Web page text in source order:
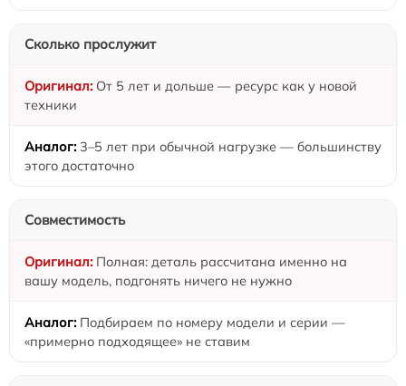
Сколько прослужит
От 5 лет и дольше — ресурс как у новой
техники
3–5 лет при обычной нагрузке — большинству
этого достаточно
Совместимость
Полная: деталь рассчитана именно на
вашу модель, подгонять ничего не нужно
Подбираем по номеру модели и серии —
«примерно подходящее» не ставим